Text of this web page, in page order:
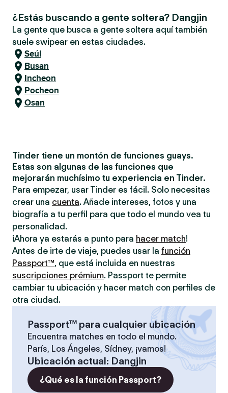
¿Estás buscando a gente soltera? Dangjin
La gente que busca a gente soltera aquí también
suele swipear en estas ciudades.
Seúl
Busan
Incheon
Pocheon
Osan
Tinder tiene un montón de funciones guays.
Estas son algunas de las funciones que
mejorarán muchísimo tu experiencia en Tinder.
Para empezar, usar Tinder es fácil. Solo necesitas
crear una cuenta. Añade intereses, fotos y una
biografía a tu perfil para que todo el mundo vea tu
personalidad.
¡Ahora ya estarás a punto para hacer match!
Antes de irte de viaje, puedes usar la función
Passport™, que está incluida en nuestras
suscripciones prémium. Passport te permite
cambiar tu ubicación y hacer match con perfiles de
otra ciudad.
Passport™ para cualquier ubicación
Encuentra matches en todo el mundo.
París, Los Ángeles, Sídney, ¡vamos!
Ubicación actual: Dangjin
¿Qué es la función Passport?